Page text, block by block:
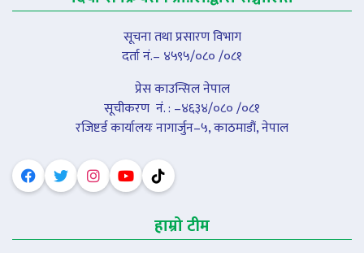
सूचना तथा प्रसारण विभाग
दर्ता नं.– ४५९५/०८० /०८१
प्रेस काउन्सिल नेपाल
सूचीकरण नंं. : –४६३४/०८० /०८१
रजिष्टर्ड कार्यालयः नागार्जुन–५, काठमाडौं, नेपाल
हाम्रो टीम